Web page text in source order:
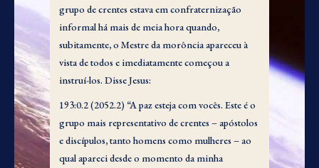
grupo de crentes estava em confraternização
informal há mais de meia hora quando,
subitamente, o Mestre da morôncia apareceu à
vista de todos e imediatamente começou a
instruí-los. Disse Jesus:
193:0.2 (2052.2) “A paz esteja com vocês. Este é o
grupo mais representativo de crentes – apóstolos
e discípulos, tanto homens como mulheres – ao
qual apareci desde o momento da minha